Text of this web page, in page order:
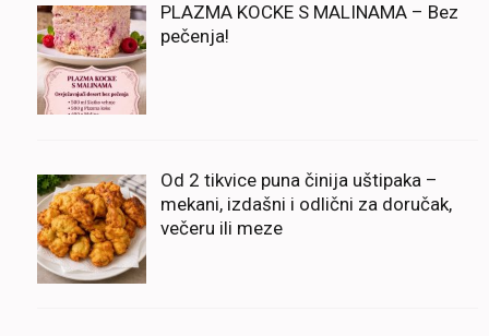
PLAZMA KOCKE S MALINAMA – Bez
pečenja!
Od 2 tikvice puna činija uštipaka –
mekani, izdašni i odlični za doručak,
večeru ili meze